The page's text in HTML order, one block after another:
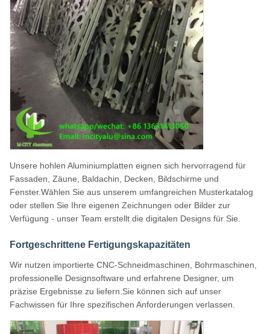
Unsere hohlen Aluminiumplatten eignen sich hervorragend für
Fassaden, Zäune, Baldachin, Decken, Bildschirme und
Fenster.Wählen Sie aus unserem umfangreichen Musterkatalog
oder stellen Sie Ihre eigenen Zeichnungen oder Bilder zur
Verfügung - unser Team erstellt die digitalen Designs für Sie.
Fortgeschrittene Fertigungskapazitäten
Wir nutzen importierte CNC-Schneidmaschinen, Bohrmaschinen,
professionelle Designsoftware und erfahrene Designer, um
präzise Ergebnisse zu liefern.Sie können sich auf unser
Fachwissen für Ihre spezifischen Anforderungen verlassen.